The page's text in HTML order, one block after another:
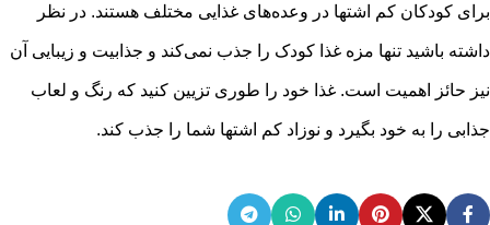
برای کودکان کم اشتها در وعده‌های غذایی مختلف هستند. در نظر
داشته باشید تنها مزه غذا کودک را جذب نمی‌کند و جذابیت و زیبایی آن
نیز حائز اهمیت است. غذا خود را طوری تزیین کنید که رنگ و لعاب
جذابی را به خود بگیرد و نوزاد کم اشتها شما را جذب کند.